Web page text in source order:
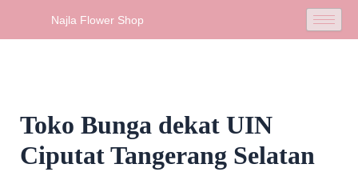
Najla Flower Shop
Toko Bunga dekat UIN
Ciputat Tangerang Selatan